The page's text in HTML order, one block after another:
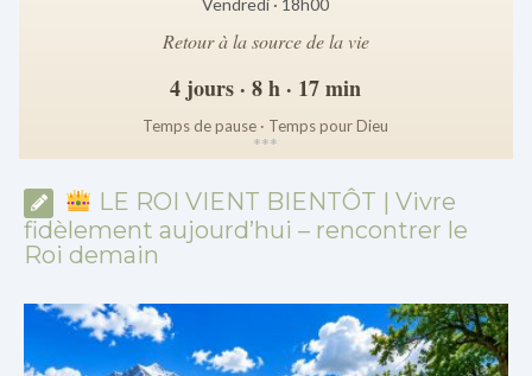
Retour à la source de la vie
4 jours · 8 h · 17 min
Temps de pause · Temps pour Dieu
***
LE ROI VIENT BIENTÔT | Vivre
fidèlement aujourd’hui – rencontrer le
Roi demain